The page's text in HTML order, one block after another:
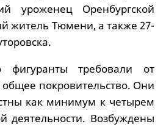
уроженец Оренбургской
житель Тюмени, а также 27-
фигуранты требовали от
общее покровительство. Они
как минимум к четырем
деятельности. Возбуждены